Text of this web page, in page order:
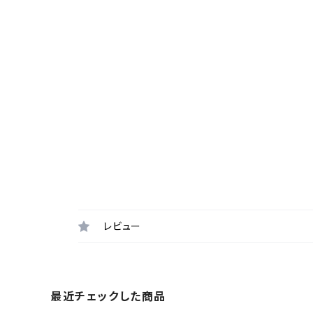
レビュー
最近チェックした商品